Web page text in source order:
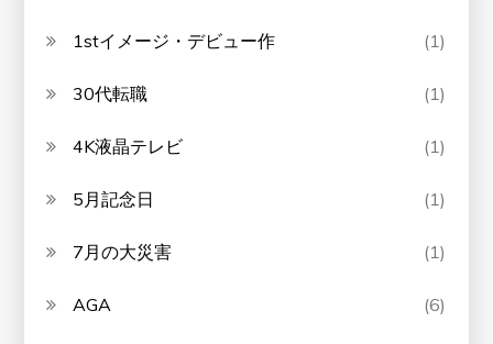
1stイメージ・デビュー作 (1)
30代転職 (1)
4K液晶テレビ (1)
5月記念日 (1)
7月の大災害 (1)
AGA (6)